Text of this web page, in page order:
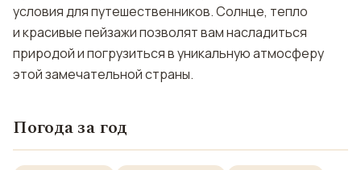
условия для путешественников. Солнце, тепло
и красивые пейзажи позволят вам насладиться
природой и погрузиться в уникальную атмосферу
этой замечательной страны.
Погода за год